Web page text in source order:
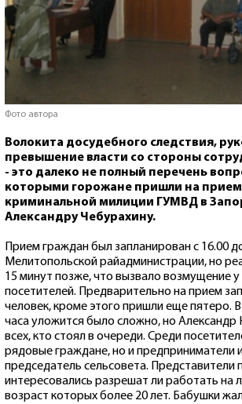
Фото автора
Волокита досудебного следствия,
превышение власти со стороны
- это далеко не полный перечень
которыми горожане пришли на прием
криминальной милиции ГУМВД в
Александру Чебурахину.
Прием граждан был запланирован с 16.00
Мелитопольской райадминистрации, но
15 минут позже, что вызвало возмущение
посетителей. Предварительно на прием
человек, кроме этого пришли еще пятеро.
часа уложится было сложно, но Александр
всех, кто стоял в очереди. Среди
рядовые граждане, но и предприниматели
председатель сельсовета. Представители
интересовались разрешат ли работать на
возраст которых более 20 лет. Бабушки